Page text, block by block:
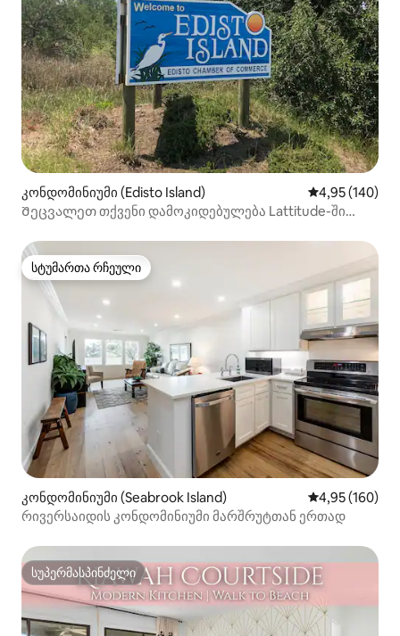
კონდომინიუმი (Edisto Island) საშუალო
4,95 (140)
Შეცვალეთ თქვენი დამოკიდებულება Lattitude-ში
სტუმართა რჩეული
სტუმართა რჩეული
კონდომინიუმი (Seabrook Island) საშუალო
4,95 (160)
რივერსაიდის კონდომინიუმი მარშრუტთან ერთად
სუპერმასპინძელი
სუპერმასპინძელი